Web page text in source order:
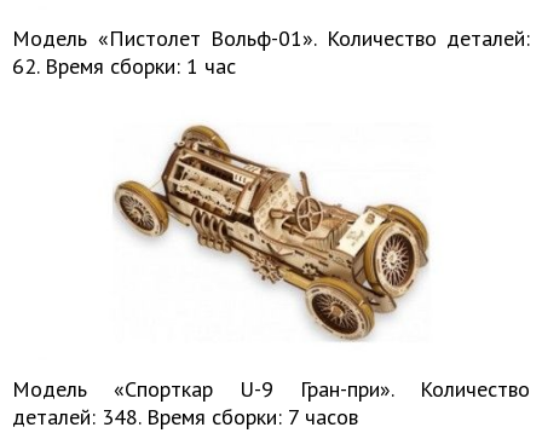
Модель «Пистолет Вольф-01». Количество деталей:
62. Время сборки: 1 час
Модель «Спорткар U-9 Гран-при». Количество
деталей: 348. Время сборки: 7 часов